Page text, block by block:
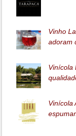
Vinho
adoram
Vinícola
Vinícola